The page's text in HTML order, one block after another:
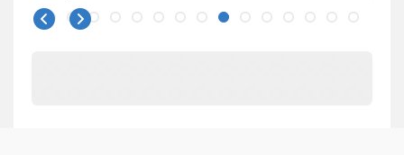
קצב הורשע